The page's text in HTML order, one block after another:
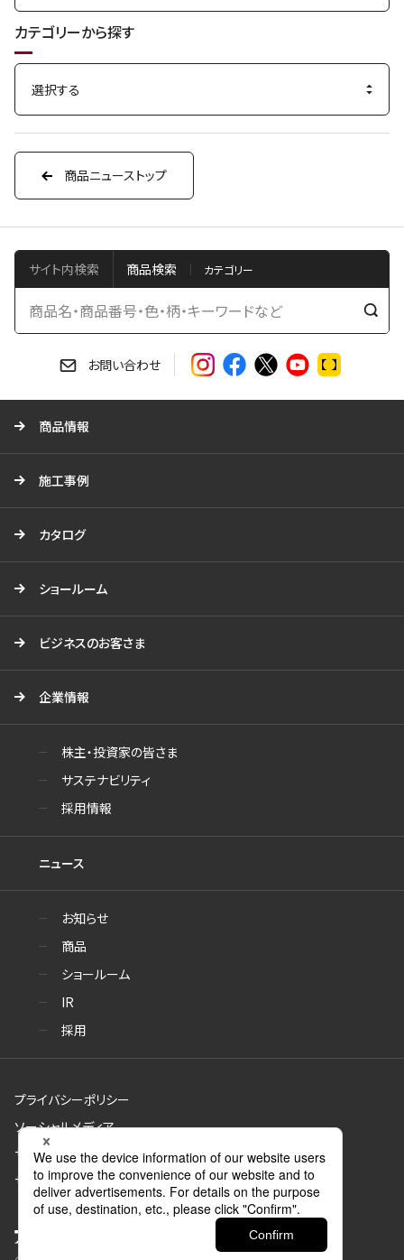
カテゴリーから探す
商品ニューストップ
サイト内検索 商品検索
検
お問い合わせ
商品情報
施工事例
カタログ
ショールーム
ビジネスのお客さま
企業情報
株主・投資家の皆さま
サステナビリティ
採用情報
ニュース
お知らせ
商品
ショールーム
IR
採用
プライバシーポリシー
ソーシャルメディア
サイトのご利用について
サイトマップ